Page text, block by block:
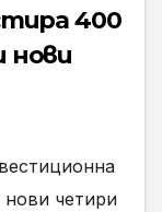
400
нови
четири